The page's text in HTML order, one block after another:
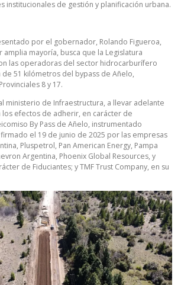
institucionales de gestión y planificación urbana.
por el gobernador, Rolando Figueroa,
mayoría, busca que la Legislatura
las operadoras del sector hidrocarburífero
51 kilómetros del bypass de Añelo,
8 y 17.
ministerio de Infraestructura, a llevar adelante
los efectos de adherir, en carácter de
By Pass de Añelo, instrumentado
el 19 de junio de 2025 por las empresas
Pluspetrol, Pan American Energy, Pampa
Argentina, Phoenix Global Resources, y
de Fiduciantes; y TMF Trust Company, en su